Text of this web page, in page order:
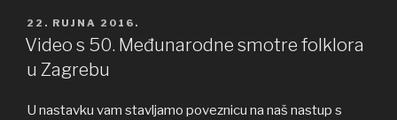
OBJAVLJENO
22. RUJNA 2016.
Video s 50. Međunarodne smotre folklora
u Zagrebu
U nastavku vam stavljamo poveznicu na naš nastup s